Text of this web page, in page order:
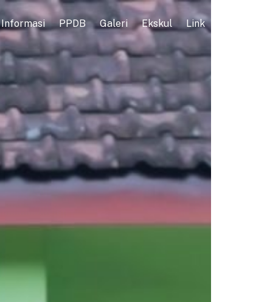
Informasi PPDB Galeri Ekskul Link